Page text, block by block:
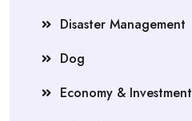
Disaster Management
Dog
Economy & Investment